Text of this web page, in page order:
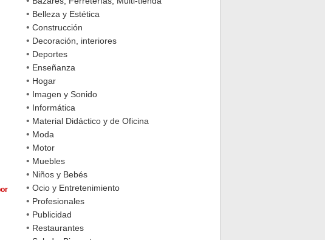
• Belleza y Estética
• Construcción
• Decoración, interiores
• Deportes
• Enseñanza
• Hogar
• Imagen y Sonido
• Informática
• Material Didáctico y de Oficina
• Moda
• Motor
• Muebles
• Niños y Bebés
• Ocio y Entretenimiento
• Profesionales
• Publicidad
• Restaurantes